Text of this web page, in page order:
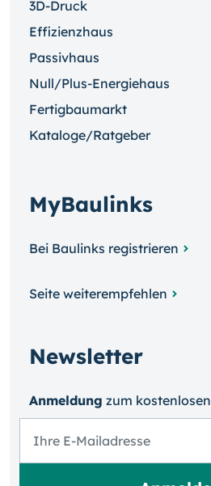
3D-Druck
Effizienzhaus
Passivhaus
Null/Plus-Energiehaus
Fertigbaumarkt
Kataloge/Ratgeber
MyBaulinks
Bei Baulinks registrieren
Seite weiterempfehlen
Newsletter
Anmeldung zum kosten­losen